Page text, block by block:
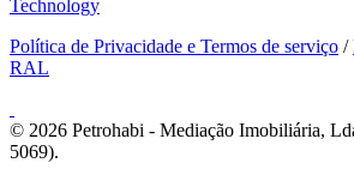
Technology
Política de Privacidade e Termos de serviço /
RAL
© 2026 Petrohabi - Mediação Imobiliária,
5069).